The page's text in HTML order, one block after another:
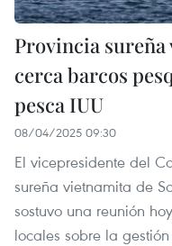
Provincia
cerca barcos
pesca IUU
08/04/2025 09:30
El vicepresidente del
sureña vietnamita de
sostuvo una reunión
locales sobre la